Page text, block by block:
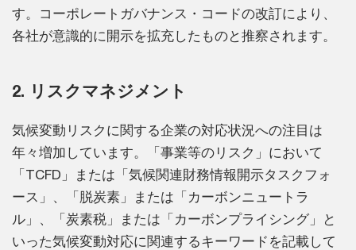
す。コーポレートガバナンス・コードの改訂により、
各社が意識的に開示を拡充したものと推察されます。
2. リスクマネジメント
気候変動リスクに関する企業の対応状況への注目は
年々増加しています。「事業等のリスク」において
「TCFD」または「気候関連財務情報開示タスクフォ
ース」、「脱炭素」または「カーボンニュートラ
ル」、「炭素税」または「カーボンプライシング」と
いった気候変動対応に関連するキーワードを記載して